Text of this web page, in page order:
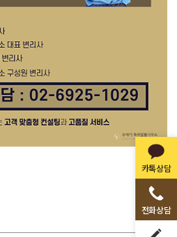
카톡상담
전화상담